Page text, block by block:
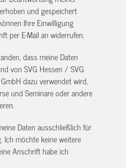
und gespeichert
Ihre Einwilligung
per E-Mail anwiderrufen.
dass meine Daten
von SVG Hessen / SVG
dazu verwendet wird,
und Seminare oder andere
Daten ausschließlich für
Ich möchte keine weitere
Anschrift habe ich